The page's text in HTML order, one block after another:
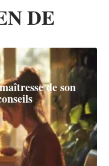
DE
de son